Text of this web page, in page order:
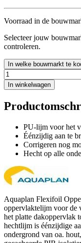
Voorraad in de
Selecteer jouw
controleren.
In welke bouwmarkt te
In winkelwagen
PU-lijm voor het
Éénzijdig aan te
Corrigeren nog
Hecht op alle
Aquaplan Flexifoil
oppervlaktelijm voor de
het platte dakoppervlak
hechtlijm is éénzijdige
ondergrond van oa.